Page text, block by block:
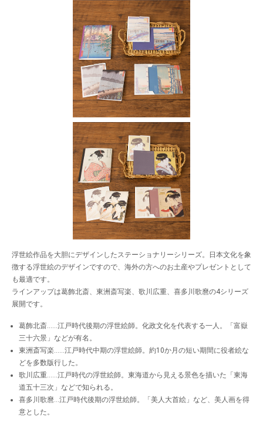
浮世絵作品を大胆にデザインしたステーショナリーシリーズ。日本文化を象
徴する浮世絵のデザインですので、海外の方へのお土産やプレゼントとして
も最適です。
ラインアップは葛飾北斎、東洲斎写楽、歌川広重、喜多川歌麿の4シリーズ
展開です。
葛飾北斎……江戸時代後期の浮世絵師。化政文化を代表する一人。「富嶽
三十六景」などが有名。
東洲斎写楽……江戸時代中期の浮世絵師。約10か月の短い期間に役者絵な
どを多数版行した。
歌川広重……江戸時代の浮世絵師。東海道から見える景色を描いた「東海
道五十三次」などで知られる。
喜多川歌麿…江戸時代後期の浮世絵師。「美人大首絵」など、美人画を得
意とした。